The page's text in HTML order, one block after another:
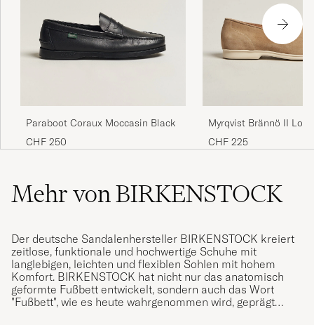
Paraboot Coraux Moccasin Black
CHF 250
Myrqvist Brännö II
Suede
CHF 225
Mehr von BIRKENSTOCK
Der deutsche Sandalenhersteller BIRKENSTOCK kreiert
zeitlose, funktionale und hochwertige Schuhe mit
langlebigen, leichten und flexiblen Sohlen mit hohem
Komfort. BIRKENSTOCK hat nicht nur das anatomisch
geformte Fußbett entwickelt, sondern auch das Wort
"Fußbett", wie es heute wahrgenommen wird, geprägt